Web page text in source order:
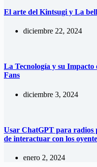
El arte del Kintsugi y La
diciembre 22, 2024
La Tecnología y su Impacto
Fans
diciembre 3, 2024
Usar ChatGPT para radios
de interactuar con los
enero 2, 2024